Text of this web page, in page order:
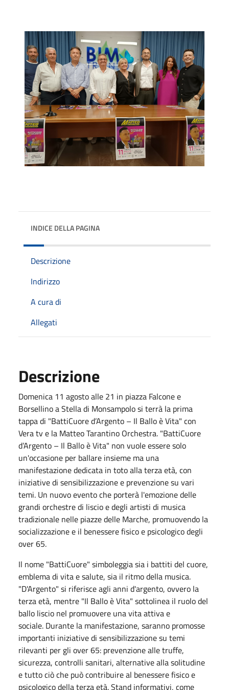
INDICE DELLA PAGINA
Descrizione
Indirizzo
A cura di
Allegati
Descrizione
Domenica 11 agosto alle 21 in piazza Falcone e
Borsellino a Stella di Monsampolo si terrà la prima
tappa di "BattiCuore d’Argento – Il Ballo è Vita" con
Vera tv e la Matteo Tarantino Orchestra. "BattiCuore
d’Argento – Il Ballo è Vita" non vuole essere solo
un'occasione per ballare insieme ma una
manifestazione dedicata in toto alla terza età, con
iniziative di sensibilizzazione e prevenzione su vari
temi. Un nuovo evento che porterà l'emozione delle
grandi orchestre di liscio e degli artisti di musica
tradizionale nelle piazze delle Marche, promuovendo la
socializzazione e il benessere fisico e psicologico degli
over 65.
Il nome "BattiCuore" simboleggia sia i battiti del cuore,
emblema di vita e salute, sia il ritmo della musica.
"D'Argento" si riferisce agli anni d'argento, ovvero la
terza età, mentre "Il Ballo è Vita" sottolinea il ruolo del
ballo liscio nel promuovere una vita attiva e
sociale. Durante la manifestazione, saranno promosse
importanti iniziative di sensibilizzazione su temi
rilevanti per gli over 65: prevenzione alle truffe,
sicurezza, controlli sanitari, alternative alla solitudine
e tutto ciò che può contribuire al benessere fisico e
psicologico della terza età. Stand informativi, come